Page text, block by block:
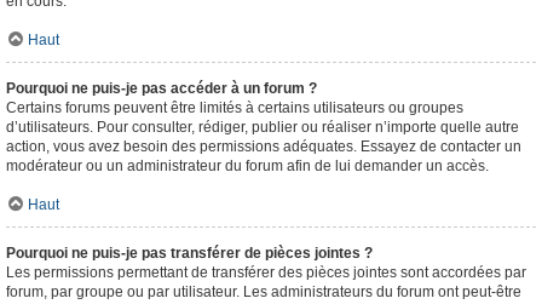
Haut
Pourquoi ne puis-je pas accéder à un forum ?
Certains forums peuvent être limités à certains utilisateurs ou groupes
d’utilisateurs. Pour consulter, rédiger, publier ou réaliser n’importe quelle autre
action, vous avez besoin des permissions adéquates. Essayez de contacter un
modérateur ou un administrateur du forum afin de lui demander un accès.
Haut
Pourquoi ne puis-je pas transférer de pièces jointes ?
Les permissions permettant de transférer des pièces jointes sont accordées par
forum, par groupe ou par utilisateur. Les administrateurs du forum ont peut-être